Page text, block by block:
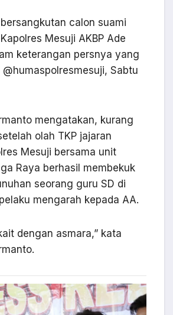
calon suami
Mesuji AKBP Ade
keterangan persnya yang
Sabtu
mengatakan, kurang
olah TKP jajaran
Mesuji bersama unit
Raya berhasil membekuk
seorang guru SD di
mengarah kepada AA.
dengan asmara,” kata